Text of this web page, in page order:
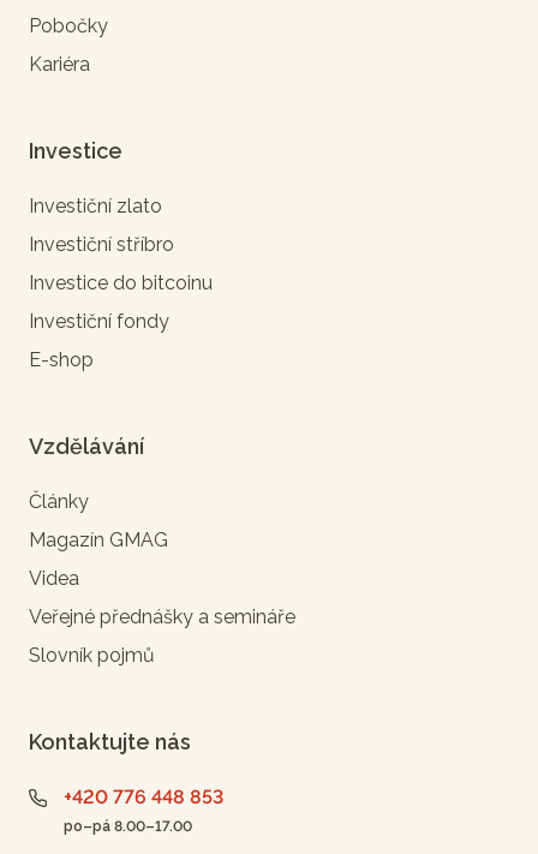
Pobočky
Kariéra
Investice
Investiční zlato
Investiční stříbro
Investice do bitcoinu
Investiční fondy
E-shop
Vzdělávání
Články
Magazín GMAG
Videa
Veřejné přednášky a semináře
Slovník pojmů
Kontaktujte nás
+420 776 448 853
po–pá 8.00–17.00